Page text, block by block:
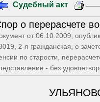
Судебный акт
от 06.10.2009,
2-я гражданская, о
по старости,
- без